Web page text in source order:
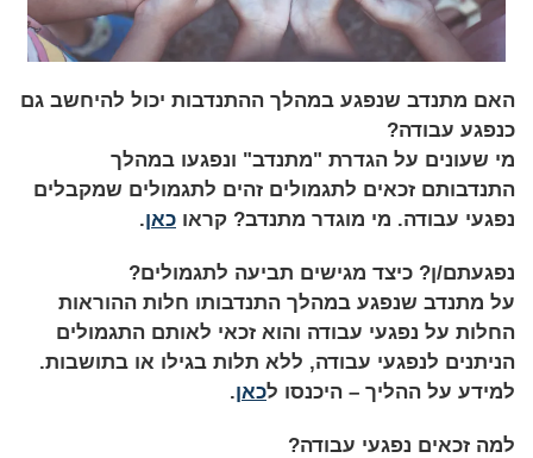
האם מתנדב שנפגע במהלך ההתנדבות יכול להיחשב גם
כנפגע עבודה?
מי שעונים על הגדרת "מתנדב" ונפגעו במהלך
התנדבותם זכאים לתגמולים זהים לתגמולים שמקבלים
נפגעי עבודה. מי מוגדר מתנדב? קראו כאן.
נפגעתם/ן? כיצד מגישים תביעה לתגמולים?
על מתנדב שנפגע במהלך התנדבותו חלות ההוראות
החלות על נפגעי עבודה והוא זכאי לאותם התגמולים
הניתנים לנפגעי עבודה, ללא תלות בגילו או בתושבות.
למידע על ההליך – היכנסו לכאן.
למה זכאים נפגעי עבודה?